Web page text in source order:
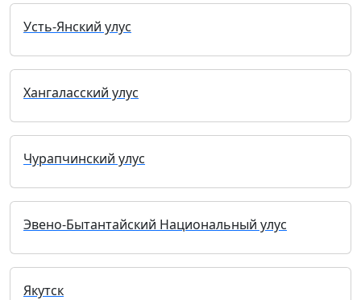
Усть-Янский улус
Хангаласский улус
Чурапчинский улус
Эвено-Бытантайский Национальный улус
Якутск